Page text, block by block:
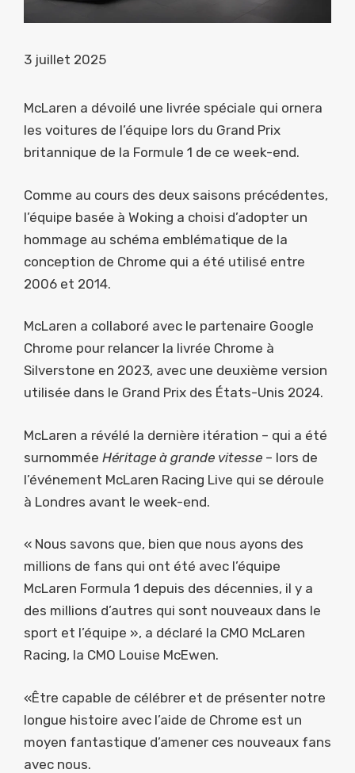
3 juillet 2025
McLaren a dévoilé une livrée spéciale qui ornera
les voitures de l’équipe lors du Grand Prix
britannique de la Formule 1 de ce week-end.
Comme au cours des deux saisons précédentes,
l’équipe basée à Woking a choisi d’adopter un
hommage au schéma emblématique de la
conception de Chrome qui a été utilisé entre
2006 et 2014.
McLaren a collaboré avec le partenaire Google
Chrome pour relancer la livrée Chrome à
Silverstone en 2023, avec une deuxième version
utilisée dans le Grand Prix des États-Unis 2024.
McLaren a révélé la dernière itération – qui a été
surnommée Héritage à grande vitesse – lors de
l’événement McLaren Racing Live qui se déroule
à Londres avant le week-end.
« Nous savons que, bien que nous ayons des
millions de fans qui ont été avec l’équipe
McLaren Formula 1 depuis des décennies, il y a
des millions d’autres qui sont nouveaux dans le
sport et l’équipe », a déclaré la CMO McLaren
Racing, la CMO Louise McEwen.
«Être capable de célébrer et de présenter notre
longue histoire avec l’aide de Chrome est un
moyen fantastique d’amener ces nouveaux fans
avec nous.